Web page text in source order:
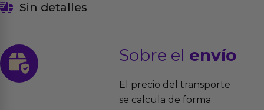
Sin detalles
Sobre el envío
El precio del transporte
se calcula de forma